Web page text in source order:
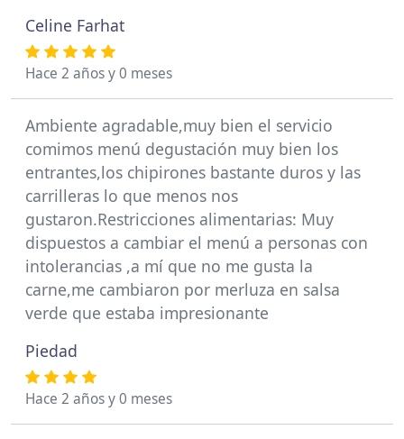
Celine Farhat
Hace 2 años y 0 meses
Ambiente agradable,muy bien el servicio
comimos menú degustación muy bien los
entrantes,los chipirones bastante duros y las
carrilleras lo que menos nos
gustaron.Restricciones alimentarias: Muy
dispuestos a cambiar el menú a personas con
intolerancias ,a mí que no me gusta la
carne,me cambiaron por merluza en salsa
verde que estaba impresionante
Piedad
Hace 2 años y 0 meses